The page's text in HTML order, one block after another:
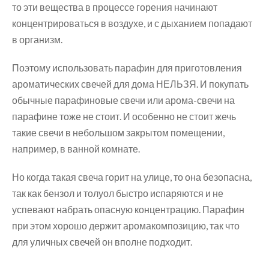
то эти вещества в процессе горения начинают
концентрироваться в воздухе, и с дыханием попадают
в организм.
Поэтому использовать парафин для приготовления
ароматических свечей для дома НЕЛЬЗЯ. И покупать
обычные парафиновые свечи или арома-свечи на
парафине тоже не стоит. И особенно не стоит жечь
такие свечи в небольшом закрытом помещении,
например, в ванной комнате.
Но когда такая свеча горит на улице, то она безопасна,
так как бензол и толуол быстро испаряются и не
успевают набрать опасную концентрацию. Парафин
при этом хорошо держит аромакомпозицию, так что
для уличных свечей он вполне подходит.